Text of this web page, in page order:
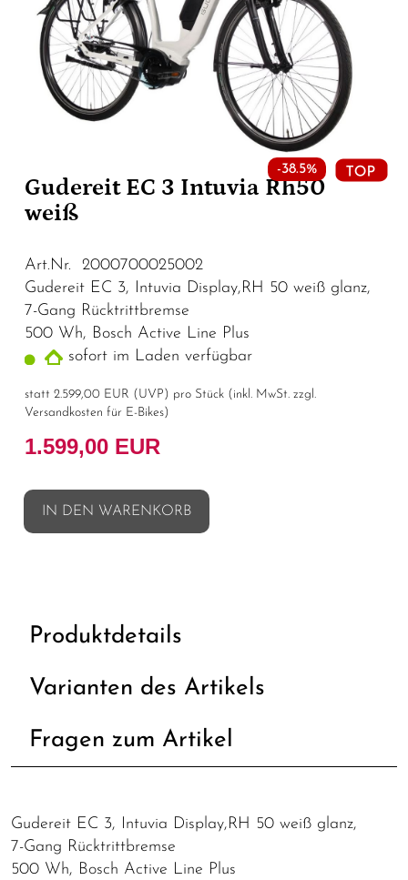
-38.5%
Gudereit EC 3 Intuvia Rh50
weiß
Art.Nr. 2000700025002
Gudereit EC 3, Intuvia Display,RH 50 weiß glanz,
7-Gang Rücktrittbremse
500 Wh, Bosch Active Line Plus
sofort im Laden verfügbar
statt 2.599,00 EUR ( UVP ) pro Stück (inkl. MwSt. zzgl.
Versandkosten für E-Bikes)
1.599,00 EUR
IN DEN WARENKORB
Produktdetails
Varianten des Artikels
Fragen zum Artikel
Gudereit EC 3, Intuvia Display,RH 50 weiß glanz,
7-Gang Rücktrittbremse
500 Wh, Bosch Active Line Plus